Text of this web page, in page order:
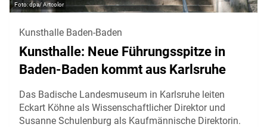
dpa/ Artcolor
Kunsthalle Baden-Baden
Kunsthalle: Neue Führungsspitze in
Baden-Baden kommt aus Karlsruhe
Das Badische Landesmuseum in Karlsruhe leiten
Eckart Köhne als Wissenschaftlicher Direktor und
Susanne Schulenburg als Kaufmännische Direktorin.